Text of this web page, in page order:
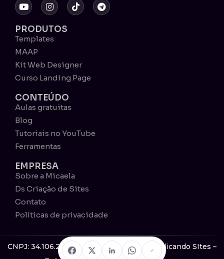
PRODUTOS
Templates
MAAP
Kit Web Designer
Curso Landing Page
CONTEÚDO
Aulas gratuitas
Blog
Tutoriais no YouTube
Ferramentas
EMPRESA
Sobre a Micaela
Ds Criação de Sites
Contato
Políticas de privacidade
CNPJ: 34.106.277/0001-15 © 2026 Descomplicando SItes –
Todos os direitos reservados